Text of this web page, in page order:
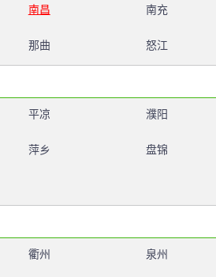
南昌 南充
那曲 怒江
平凉 濮阳
萍乡 盘锦
衢州 泉州